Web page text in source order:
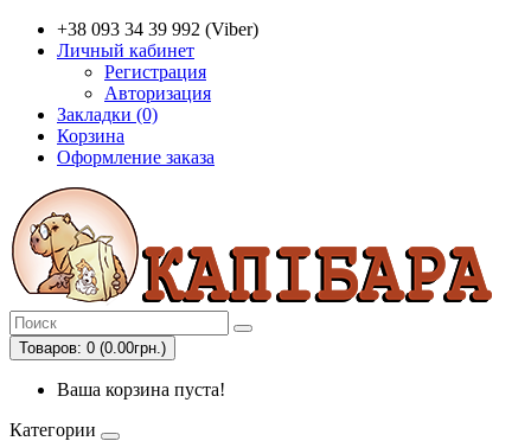
+38 093 34 39 992 (Viber)
Личный кабинет
Регистрация
Авторизация
Закладки (0)
Корзина
Оформление заказа
Товаров: 0 (0.00грн.)
Ваша корзина пуста!
Категории